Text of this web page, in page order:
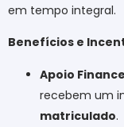
em tempo integral.
Benefícios e
Apoio
recebem um
matriculado.